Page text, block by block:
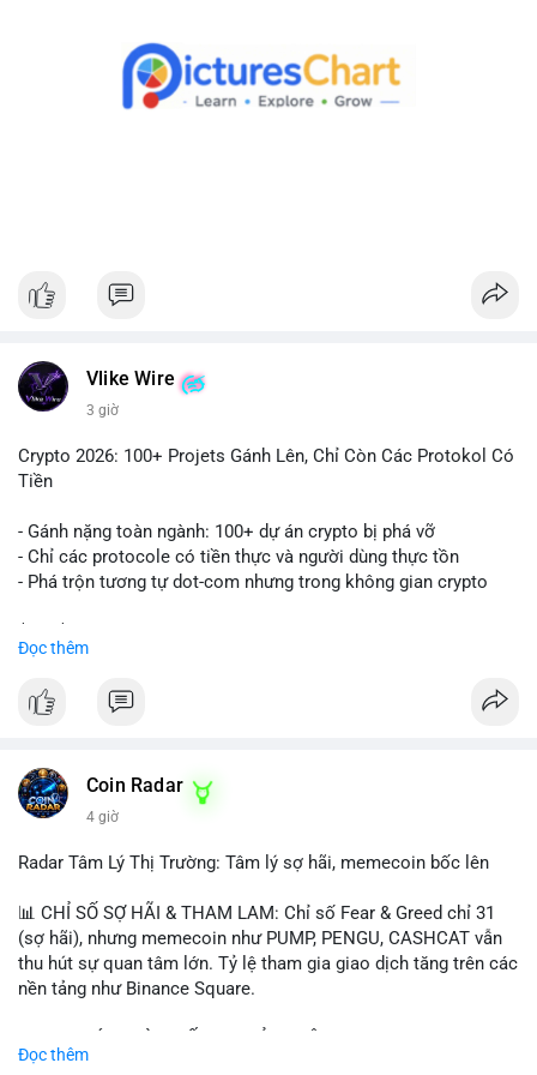
hành động theo cảm xúc. Nếu chuyển sang ví lạnh, đây là tín
hiệu tích cực cho xu hướng dài hạn.
Vlike Wire
3 giờ
Crypto 2026: 100+ Projets Gánh Lên, Chỉ Còn Các Protokol Có
Tiền
- Gánh nặng toàn ngành: 100+ dự án crypto bị phá vỡ
- Chỉ các protocole có tiền thực và người dùng thực tồn
- Phá trộn tương tự dot-com nhưng trong không gian crypto
Đọc thêm
Coin Radar
4 giờ
Radar Tâm Lý Thị Trường: Tâm lý sợ hãi, memecoin bốc lên
📊 CHỈ SỐ SỢ HÃI & THAM LAM: Chỉ số Fear & Greed chỉ 31
(sợ hãi), nhưng memecoin như PUMP, PENGU, CASHCAT vẫn
thu hút sự quan tâm lớn. Tỷ lệ tham gia giao dịch tăng trên các
nền tảng như Binance Square.
CASHCAT, SUI, TAO xuất hiện nhiều trong tìm kiếm Việt Nam
Đọc thêm